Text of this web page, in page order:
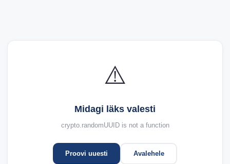
⚠️
Midagi läks valesti
crypto.randomUUID is not a function
Proovi uuesti Avalehele